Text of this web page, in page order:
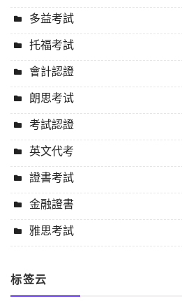
多益考試
托福考試
會計認證
朗思考试
考試認證
英文代考
證書考試
金融證書
雅思考試
标签云